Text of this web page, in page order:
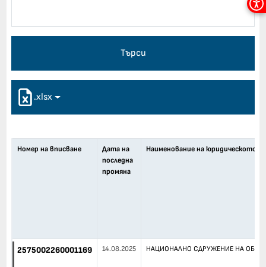
за
Търси
.xlsx
Номер на вписване
Дата на
последна
промяна
Наименование на юридическото
2575002260001169 14.08.2025 НАЦИОНАЛНО СДРУЖЕНИЕ НА